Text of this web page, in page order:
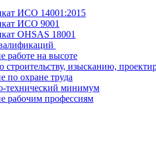
ИСО 14001:2015
ИСО 9001
OHSAS 18001
работе на высоте
строительству, изысканию,
по охране труда
технический минимум
рабочим профессиям